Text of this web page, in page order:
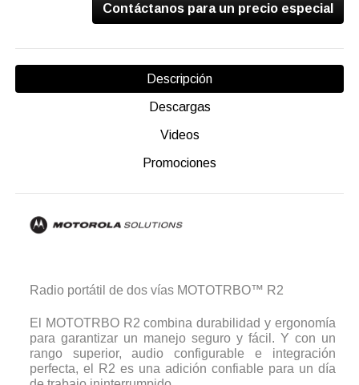
Contáctanos para un precio especial
Descripción
Descargas
Videos
Promociones
Radio portátil de dos vías MOTOTRBO™ R2
El MOTOTRBO R2 combina durabilidad y ergonomía
para garantizar un manejo seguro y fácil. Y con un
rango superior, audio configurable e integración
perfecta, el R2 es una adición confiable para un día